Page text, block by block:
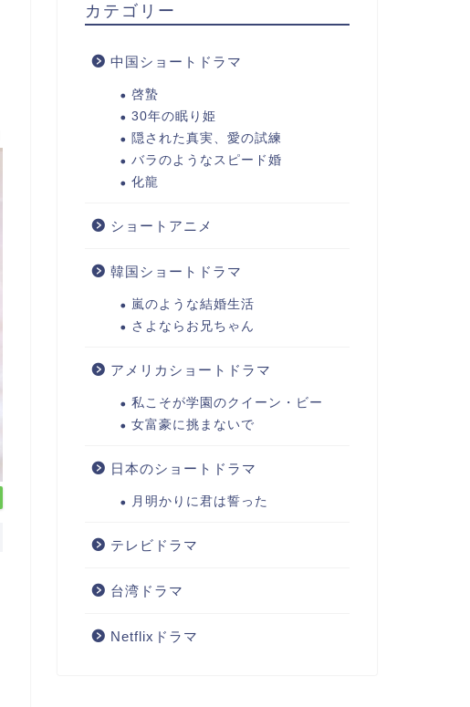
カテゴリー
中国ショートドラマ
啓蟄
30年の眠り姫
隠された真実、愛の試練
バラのようなスピード婚
化龍
ショートアニメ
韓国ショートドラマ
嵐のような結婚生活
さよならお兄ちゃん
アメリカショートドラマ
私こそが学園のクイーン・ビー
女富豪に挑まないで
日本のショートドラマ
月明かりに君は誓った
テレビドラマ
台湾ドラマ
Netflixドラマ